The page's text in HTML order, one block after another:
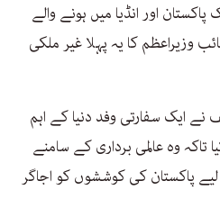
اور انڈیا میں ہونے والے
وزیراعظم کا یہ پہلا غیر ملکی
نے ایک سفارتی وفد دنیا کے اہم
تاکہ وہ عالمی برداری کے سامنے
پاکستان کی کوششوں کو اجاگر